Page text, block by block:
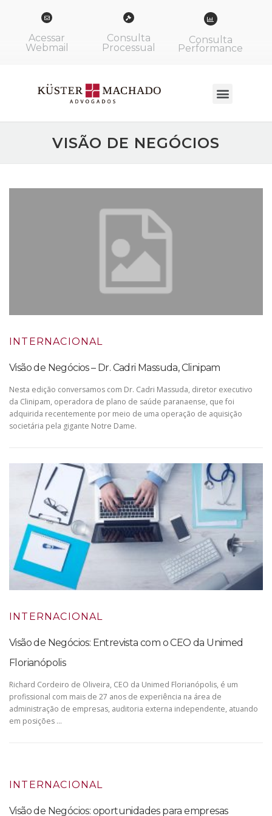
Acessar
Webmail
Consulta
Processual
Consulta
Performance
VISÃO DE NEGÓCIOS
INTERNACIONAL
Visão de Negócios – Dr. Cadri Massuda, Clinipam
Nesta edição conversamos com Dr. Cadri Massuda, diretor executivo
da Clinipam, operadora de plano de saúde paranaense, que foi
adquirida recentemente por meio de uma operação de aquisição
societária pela gigante Notre Dame.
INTERNACIONAL
Visão de Negócios: Entrevista com o CEO da Unimed
Florianópolis
Richard Cordeiro de Oliveira, CEO da Unimed Florianópolis, é um
profissional com mais de 27 anos de experiência na área de
administração de empresas, auditoria externa independente, atuando
em posições …
INTERNACIONAL
Visão de Negócios: oportunidades para empresas